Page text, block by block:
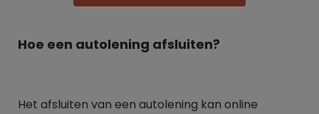
Hoe een autolening afsluiten?
Het afsluiten van een autolening kan online